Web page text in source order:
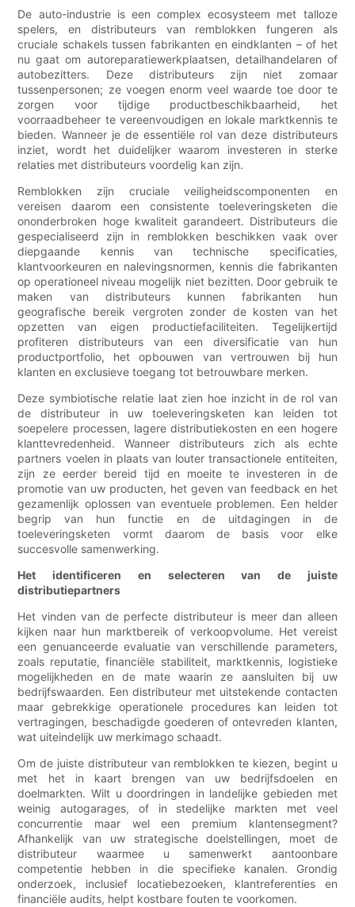
De auto-industrie is een complex ecosysteem met talloze
spelers, en distributeurs van remblokken fungeren als
cruciale schakels tussen fabrikanten en eindklanten – of het
nu gaat om autoreparatiewerkplaatsen, detailhandelaren of
autobezitters. Deze distributeurs zijn niet zomaar
tussenpersonen; ze voegen enorm veel waarde toe door te
zorgen voor tijdige productbeschikbaarheid, het
voorraadbeheer te vereenvoudigen en lokale marktkennis te
bieden. Wanneer je de essentiële rol van deze distributeurs
inziet, wordt het duidelijker waarom investeren in sterke
relaties met distributeurs voordelig kan zijn.
Remblokken zijn cruciale veiligheidscomponenten en
vereisen daarom een ​​consistente toeleveringsketen die
ononderbroken hoge kwaliteit garandeert. Distributeurs die
gespecialiseerd zijn in remblokken beschikken vaak over
diepgaande kennis van technische specificaties,
klantvoorkeuren en nalevingsnormen, kennis die fabrikanten
op operationeel niveau mogelijk niet bezitten. Door gebruik te
maken van distributeurs kunnen fabrikanten hun
geografische bereik vergroten zonder de kosten van het
opzetten van eigen productiefaciliteiten. Tegelijkertijd
profiteren distributeurs van een diversificatie van hun
productportfolio, het opbouwen van vertrouwen bij hun
klanten en exclusieve toegang tot betrouwbare merken.
Deze symbiotische relatie laat zien hoe inzicht in de rol van
de distributeur in uw toeleveringsketen kan leiden tot
soepelere processen, lagere distributiekosten en een hogere
klanttevredenheid. Wanneer distributeurs zich als echte
partners voelen in plaats van louter transactionele entiteiten,
zijn ze eerder bereid tijd en moeite te investeren in de
promotie van uw producten, het geven van feedback en het
gezamenlijk oplossen van eventuele problemen. Een helder
begrip van hun functie en de uitdagingen in de
toeleveringsketen vormt daarom de basis voor elke
succesvolle samenwerking.
Het identificeren en selecteren van de juiste
distributiepartners
Het vinden van de perfecte distributeur is meer dan alleen
kijken naar hun marktbereik of verkoopvolume. Het vereist
een genuanceerde evaluatie van verschillende parameters,
zoals reputatie, financiële stabiliteit, marktkennis, logistieke
mogelijkheden en de mate waarin ze aansluiten bij uw
bedrijfswaarden. Een distributeur met uitstekende contacten
maar gebrekkige operationele procedures kan leiden tot
vertragingen, beschadigde goederen of ontevreden klanten,
wat uiteindelijk uw merkimago schaadt.
Om de juiste distributeur van remblokken te kiezen, begint u
met het in kaart brengen van uw bedrijfsdoelen en
doelmarkten. Wilt u doordringen in landelijke gebieden met
weinig autogarages, of in stedelijke markten met veel
concurrentie maar wel een premium klantensegment?
Afhankelijk van uw strategische doelstellingen, moet de
distributeur waarmee u samenwerkt aantoonbare
competentie hebben in die specifieke kanalen. Grondig
onderzoek, inclusief locatiebezoeken, klantreferenties en
financiële audits, helpt kostbare fouten te voorkomen.